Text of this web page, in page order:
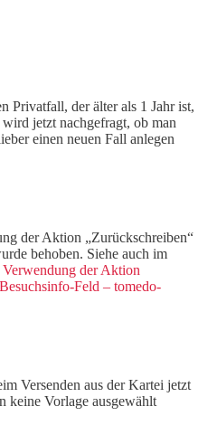
Privatfall, der älter als 1 Jahr ist,
jetzt nachgefragt, ob man
einen neuen Fall anlegen
der Aktion „Zurückschreiben“
behoben. Siehe auch im
der Aktion
Feld – tomedo-
Versenden aus der Kartei jetzt
keine Vorlage ausgewählt